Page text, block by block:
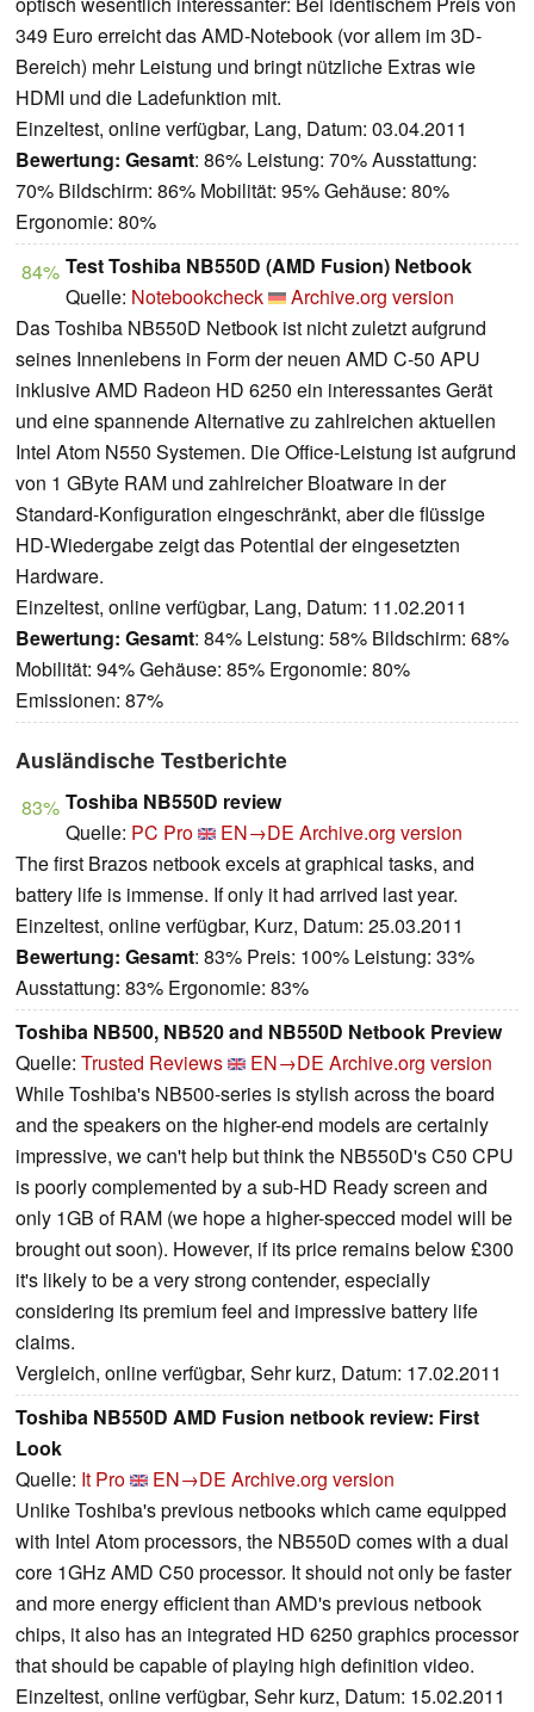
349 Euro erreicht das AMD-Notebook (vor allem im 3D-
Bereich) mehr Leistung und bringt nützliche Extras wie
HDMI und die Ladefunktion mit.
Einzeltest, online verfügbar, Lang, Datum: 03.04.2011
Bewertung: Gesamt: 86% Leistung: 70% Ausstattung:
70% Bildschirm: 86% Mobilität: 95% Gehäuse: 80%
Ergonomie: 80%
84% Test Toshiba NB550D (AMD Fusion) Netbook
Quelle: Notebookcheck
Archive.org version
Das Toshiba NB550D Netbook ist nicht zuletzt aufgrund
seines Innenlebens in Form der neuen AMD C-50 APU
inklusive AMD Radeon HD 6250 ein interessantes Gerät
und eine spannende Alternative zu zahlreichen aktuellen
Intel Atom N550 Systemen. Die Office-Leistung ist aufgrund
von 1 GByte RAM und zahlreicher Bloatware in der
Standard-Konfiguration eingeschränkt, aber die flüssige
HD-Wiedergabe zeigt das Potential der eingesetzten
Hardware.
Einzeltest, online verfügbar, Lang, Datum: 11.02.2011
Bewertung: Gesamt: 84% Leistung: 58% Bildschirm: 68%
Mobilität: 94% Gehäuse: 85% Ergonomie: 80%
Emissionen: 87%
Ausländische Testberichte
83% Toshiba NB550D review
Quelle: PC Pro EN→DE Archive.org version
The first Brazos netbook excels at graphical tasks, and
battery life is immense. If only it had arrived last year.
Einzeltest, online verfügbar, Kurz, Datum: 25.03.2011
Bewertung: Gesamt: 83% Preis: 100% Leistung: 33%
Ausstattung: 83% Ergonomie: 83%
Toshiba NB500, NB520 and NB550D Netbook Preview
Quelle: Trusted Reviews EN→DE Archive.org version
While Toshiba's NB500-series is stylish across the board
and the speakers on the higher-end models are certainly
impressive, we can't help but think the NB550D's C50 CPU
is poorly complemented by a sub-HD Ready screen and
only 1GB of RAM (we hope a higher-specced model will be
brought out soon). However, if its price remains below £300
it's likely to be a very strong contender, especially
considering its premium feel and impressive battery life
claims.
Vergleich, online verfügbar, Sehr kurz, Datum: 17.02.2011
Toshiba NB550D AMD Fusion netbook review: First
Look
Quelle: It Pro EN→DE Archive.org version
Unlike Toshiba's previous netbooks which came equipped
with Intel Atom processors, the NB550D comes with a dual
core 1GHz AMD C50 processor. It should not only be faster
and more energy efficient than AMD's previous netbook
chips, it also has an integrated HD 6250 graphics processor
that should be capable of playing high definition video.
Einzeltest, online verfügbar, Sehr kurz, Datum: 15.02.2011